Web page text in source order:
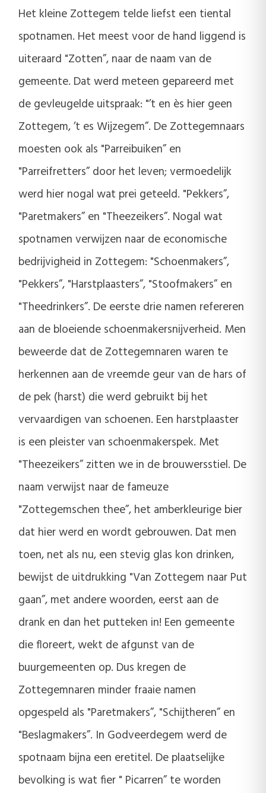
Het kleine Zottegem telde liefst een tiental
spotnamen. Het meest voor de hand liggend is
uiteraard "Zotten”, naar de naam van de
gemeente. Dat werd meteen gepareerd met
de gevleugelde uitspraak: "’t en ès hier geen
Zottegem, ’t es Wijzegem”. De Zottegemnaars
moesten ook als "Parreibuiken” en
"Parreifretters” door het leven; vermoedelijk
werd hier nogal wat prei geteeld. "Pekkers”,
"Paretmakers” en "Theezeikers”. Nogal wat
spotnamen verwijzen naar de economische
bedrijvigheid in Zottegem: "Schoenmakers”,
"Pekkers”, "Harstplaasters”, "Stoofmakers” en
"Theedrinkers”. De eerste drie namen refereren
aan de bloeiende schoenmakersnijverheid. Men
beweerde dat de Zottegemnaren waren te
herkennen aan de vreemde geur van de hars of
de pek (harst) die werd gebruikt bij het
vervaardigen van schoenen. Een harstplaaster
is een pleister van schoenmakerspek. Met
"Theezeikers” zitten we in de brouwersstiel. De
naam verwijst naar de fameuze
"Zottegemschen thee”, het amberkleurige bier
dat hier werd en wordt gebrouwen. Dat men
toen, net als nu, een stevig glas kon drinken,
bewijst de uitdrukking "Van Zottegem naar Put
gaan”, met andere woorden, eerst aan de
drank en dan het putteken in! Een gemeente
die floreert, wekt de afgunst van de
buurgemeenten op. Dus kregen de
Zottegemnaren minder fraaie namen
opgespeld als "Paretmakers”, "Schijtheren” en
"Beslagmakers”. In Godveerdegem werd de
spotnaam bijna een eretitel. De plaatselijke
bevolking is wat fier " Picarren” te worden